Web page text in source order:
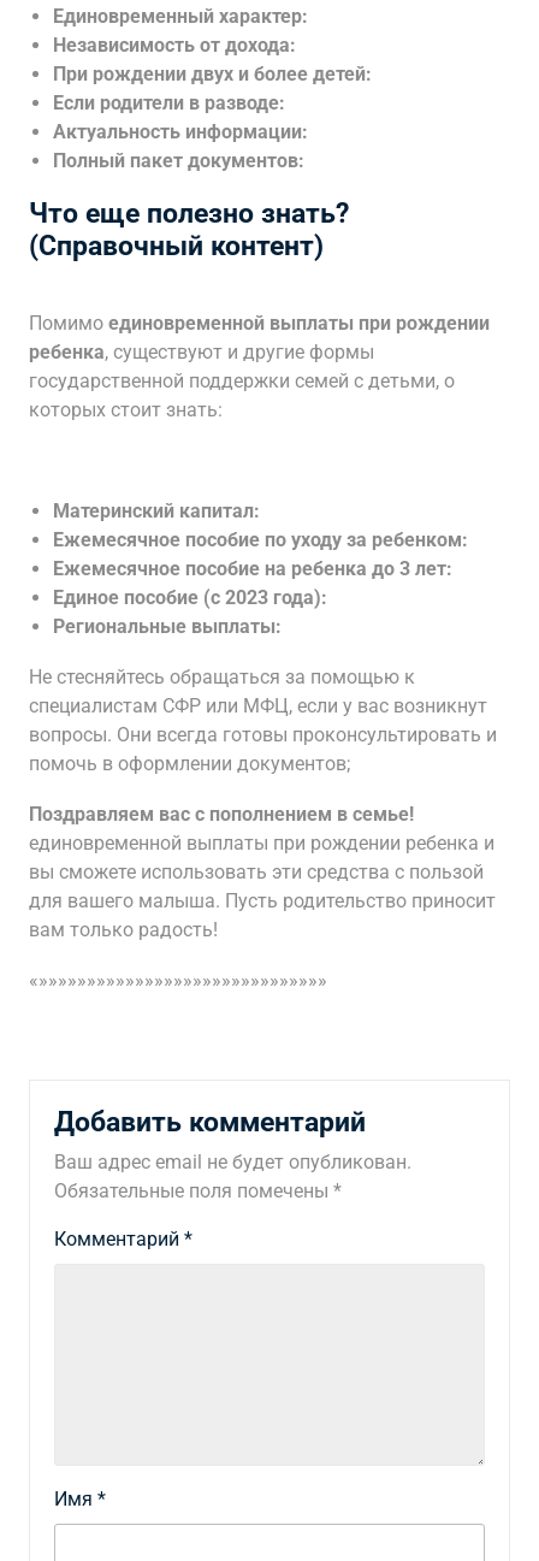
Единовременный характер:
Независимость от дохода:
При рождении двух и более детей:
Если родители в разводе:
Актуальность информации:
Полный пакет документов:
Что еще полезно знать?
(Справочный контент)
Помимо единовременной выплаты при рождении
ребенка, существуют и другие формы
государственной поддержки семей с детьми, о
которых стоит знать:
Материнский капитал:
Ежемесячное пособие по уходу за ребенком:
Ежемесячное пособие на ребенка до 3 лет:
Единое пособие (с 2023 года):
Региональные выплаты:
Не стесняйтесь обращаться за помощью к
специалистам СФР или МФЦ, если у вас возникнут
вопросы. Они всегда готовы проконсультировать и
помочь в оформлении документов;
Поздравляем вас с пополнением в семье!
единовременной выплаты при рождении ребенка и
вы сможете использовать эти средства с пользой
для вашего малыша. Пусть родительство приносит
вам только радость!
«»»»»»»»»»»»»»»»»»»»»»»»»»»»»»»
Добавить комментарий
Ваш адрес email не будет опубликован.
Обязательные поля помечены *
Комментарий *
Имя *